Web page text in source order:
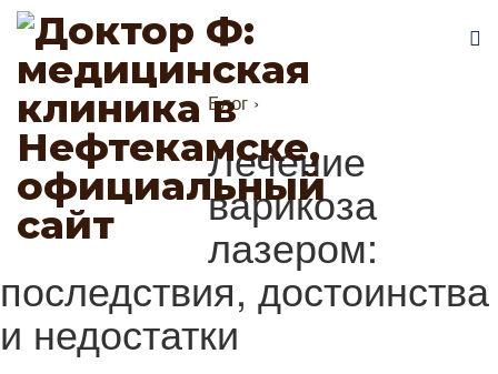
Блог ›
Лечение
варикоза
лазером:
последствия, достоинства
и недостатки